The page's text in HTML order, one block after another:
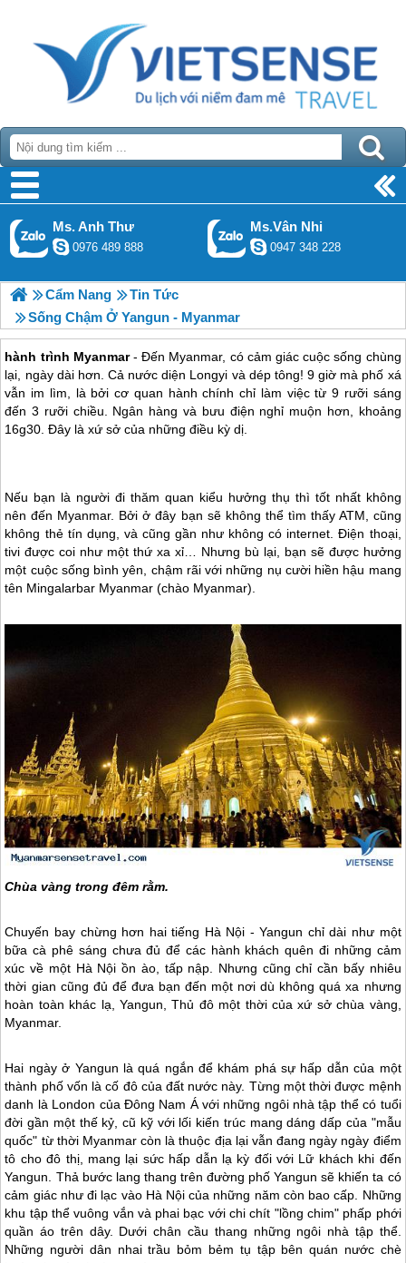
Ms. Anh Thư
0976 489 888
Ms.Vân Nhi
0947 348 228
Cẩm Nang
Tin Tức
Sống Chậm Ở Yangun - Myanmar
hành trình Myanmar- Đến Myanmar, có cảm giác cuộc sống chùng
lại, ngày dài hơn. Cả nước diện Longyi và dép tông! 9 giờ mà phố xá
vẫn im lìm, là bởi cơ quan hành chính chỉ làm việc từ 9 rưỡi sáng
đến 3 rưỡi chiều. Ngân hàng và bưu điện nghỉ muộn hơn, khoảng
16g30. Đây là xứ sở của những điều kỳ dị.
Nếu bạn là người đi thăm quan kiểu hưởng thụ thì tốt nhất không
nên đến Myanmar. Bởi ở đây bạn sẽ không thể tìm thấy ATM, cũng
không thẻ tín dụng, và cũng gần như không có internet. Điện thoại,
tivi được coi như một thứ xa xỉ… Nhưng bù lại, bạn sẽ được hưởng
một cuộc sống bình yên, chậm rãi với những nụ cười hiền hậu mang
tên Mingalarbar Myanmar (chào Myanmar).
Chùa vàng trong đêm rằm.
Chuyến bay chừng hơn hai tiếng Hà Nội - Yangun chỉ dài như một
bữa cà phê sáng chưa đủ để các hành khách quên đi những cảm
xúc về một Hà Nội ồn ào, tấp nập. Nhưng cũng chỉ cần bấy nhiêu
thời gian cũng đủ để đưa bạn đến một nơi dù không quá xa nhưng
hoàn toàn khác lạ, Yangun, Thủ đô một thời của xứ sở chùa vàng,
Myanmar.
Hai ngày ở Yangun là quá ngắn để khám phá sự hấp dẫn của một
thành phố vốn là cố đô của đất nước này. Từng một thời được mệnh
danh là London của Đông Nam Á với những ngôi nhà tập thể có tuổi
đời gần một thế kỷ, cũ kỹ với lối kiến trúc mang dáng dấp của "mẫu
quốc" từ thời Myanmarcòn là thuộc địa lại vẫn đang ngày ngày điểm
tô cho đô thị, mang lại sức hấp dẫn lạ kỳ đối với Lữ khách khi đến
Yangun. Thả bước lang thang trên đường phố Yangun sẽ khiến ta có
cảm giác như đi lạc vào Hà Nội của những năm còn bao cấp. Những
khu tập thể vuông vắn và phai bạc với chi chít "lồng chim" phấp phới
quần áo trên dây. Dưới chân cầu thang những ngôi nhà tập thể.
Những người dân nhai trầu bỏm bẻm tụ tập bên quán nước chè